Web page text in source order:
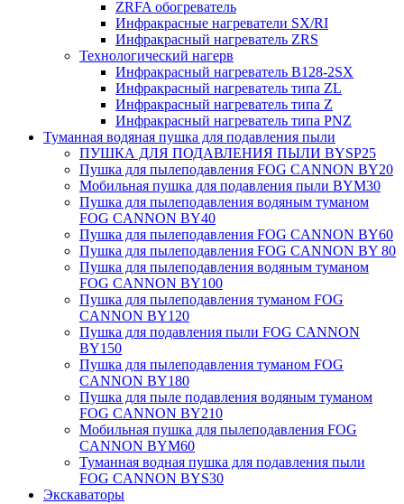
ZRFA обогреватель
Инфракрасные нагреватели SX/RI
Инфракрасный нагреватель ZRS
Технологический нагерв
Инфракрасный нагреватель B128-2SX
Инфракрасный нагреватель типа ZL
Инфракрасный нагреватель типа Z
Инфракрасный нагреватель типа PNZ
Туманная водяная пушка для подавления пыли
ПУШКА ДЛЯ ПОДАВЛЕНИЯ ПЫЛИ BYSP25
Пушка для пылеподавления FOG CANNON BY20
Мобильная пушка для подавления пыли BYM30
Пушка для пылеподавления водяным туманом
FOG CANNON BY40
Пушка для пылеподавления FOG CANNON BY60
Пушка для пылеподавления FOG CANNON BY 80
Пушка для пылеподавления водяным туманом
FOG CANNON BY100
Пушка для пылеподавления туманом FOG
CANNON BY120
Пушка для подавления пыли FOG CANNON
BY150
Пушка для пылеподавления туманом FOG
CANNON BY180
Пушка для пыле подавления водяным туманом
FOG CANNON BY210
Мобильная пушка для пылеподавления FOG
CANNON BYM60
Туманная водная пушка для подавления пыли
FOG CANNON BYS30
Экскаваторы